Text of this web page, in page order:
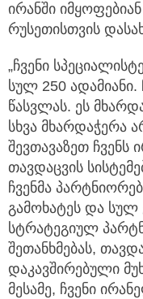
ირანში
რუსეთისთვის
„ჩვენი
სულ 250 ადამიანი.
წასვლას. ეს
სხვა მხარდაჭერა
შევთავაზეთ ჩვენს
თავდაცვის
ჩვენმა
გამოხატეს და სულ
სტრატეგიულ
შეთანხმებას,
დაკავშირებული
მესამე, ჩვენი